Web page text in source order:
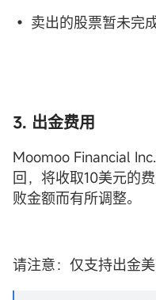
• 卖出的股票暂未完
3. 出金费用
Moomoo Financial
回，将收取10美元的
败金额而有所调整。
请注意：仅支持出金